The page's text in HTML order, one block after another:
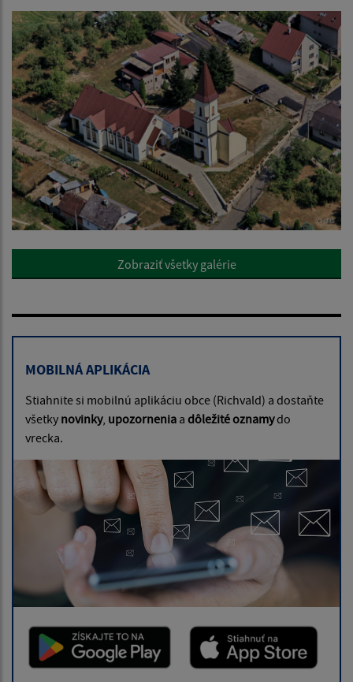
Zobraziť všetky galérie
MOBILNÁ APLIKÁCIA
Stiahnite si mobilnú aplikáciu obce (Richvald) a dostaňte
všetky novinky, upozornenia a dôležité oznamydo
vrecka.